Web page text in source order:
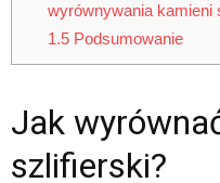
wyrównywania kamieni
1.5Podsumowanie
Jak
szlifierski?